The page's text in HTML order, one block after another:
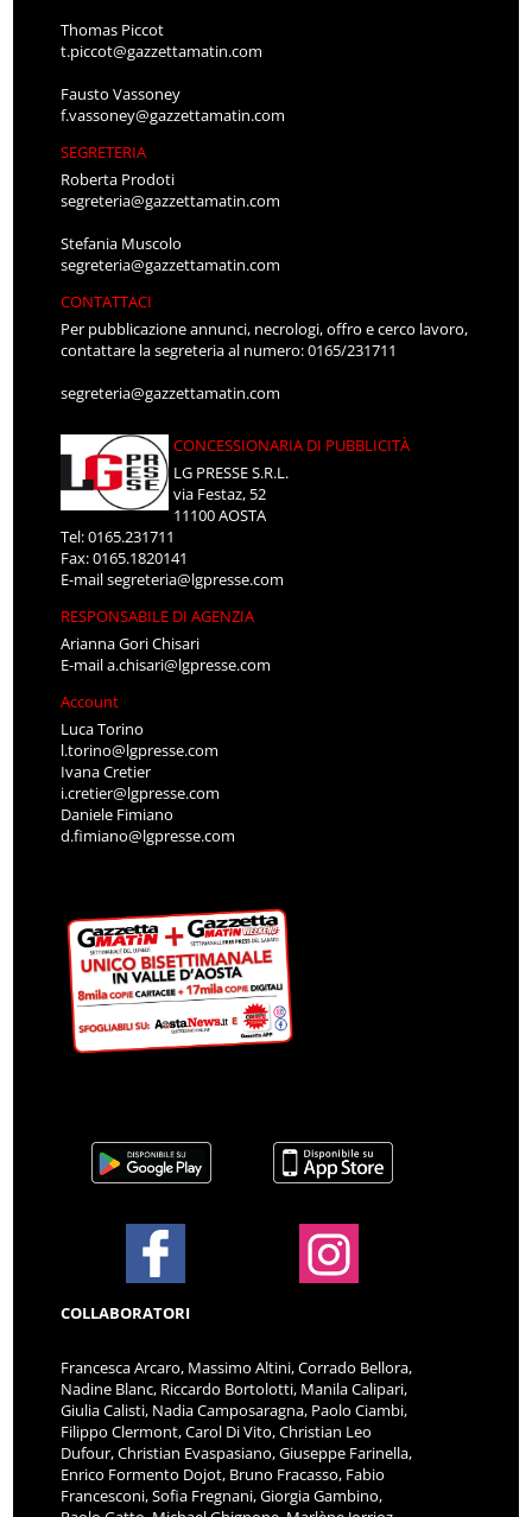
Thomas Piccot
t.piccot@gazzettamatin.com
Fausto Vassoney
f.vassoney@gazzettamatin.com
SEGRETERIA
Roberta Prodoti
segreteria@gazzettamatin.com
Stefania Muscolo
segreteria@gazzettamatin.com
CONTATTACI
Per pubblicazione annunci, necrologi, offro e cerco lavoro,
contattare la segreteria al numero: 0165/231711
segreteria@gazzettamatin.com
CONCESSIONARIA DI PUBBLICITÀ
LG PRESSE S.R.L.
via Festaz, 52
11100 AOSTA
Tel: 0165.231711
Fax: 0165.1820141
E-mailsegreteria@lgpresse.com
RESPONSABILE DI AGENZIA
Arianna Gori Chisari
E-maila.chisari@lgpresse.com
Account
Luca Torino
l.torino@lgpresse.com
Ivana Cretier
i.cretier@lgpresse.com
Daniele Fimiano
d.fimiano@lgpresse.com
COLLABORATORI
Francesca Arcaro, Massimo Altini, Corrado Bellora,
Nadine Blanc, Riccardo Bortolotti, Manila Calipari,
Giulia Calisti, Nadia Camposaragna, Paolo Ciambi,
Filippo Clermont, Carol Di Vito, Christian Leo
Dufour, Christian Evaspasiano, Giuseppe Farinella,
Enrico Formento Dojot, Bruno Fracasso, Fabio
Francesconi, Sofia Fregnani, Giorgia Gambino,